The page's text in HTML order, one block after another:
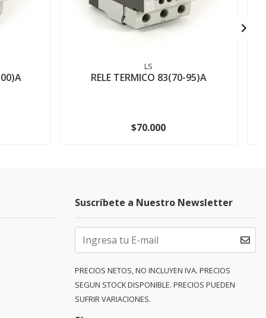
LS
RELE TERMICO 83(70-95)A
$70.000
Suscríbete a Nuestro Newsletter
PRECIOS NETOS, NO INCLUYEN IVA. PRECIOS
SEGUN STOCK DISPONIBLE. PRECIOS PUEDEN
SUFRIR VARIACIONES.